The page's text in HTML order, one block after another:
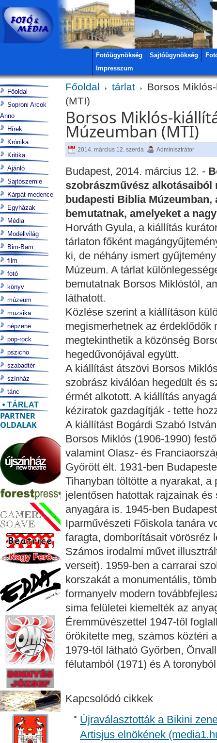
Fotóügynökség Sajtóügynökség
Impresszum
Főoldal tárlat
Borsos
(MTI)
Borsos Miklós-
Múzeumban (MTI)
2014. március 12. szerda Adminisztrátor
Budapest, 2014. március 12. -
szobrászművész
budapesti Biblia
bemutatnak, amelyeket a
Horváth Gyula, a kiállítás
tárlaton főként
ki, de néhány ismert
Múzeum. A tárlat
bemutatnak Borsos Miklóstól,
láthatott.
Közlése szerint a kiállításon
megismerhetnek az
megtekinthetik a közönség
hegedűvonójával együtt.
A kiállítást átszövi Borsos
szobrász kiválóan hegedült és
érmét alkotott. A kiállítás
kéziratok gazdagítják - tette
A kiállítást Bogárdi Szabó
Borsos Miklós (1906-1990)
valamint Olasz- és
Győrött élt. 1931-ben
Tihanyban töltötte a nyarakat,
jelentősen hatottak rajzainak
anyagára is. 1945-ben
Iparművészeti Főiskola tanára
faragta, domborításait vörösréz
Számos irodalmi művet
verseit). 1959-ben a carrarai
korszakát a monumentális,
formanyelv modern
sima felületei kiemelték az
Éremművészettel 1947-től
örökítette meg, számos köztéri
1979-től látható Győrben,
félutamból (1971) és A
Kapcsolódó cikkek
Újraválasztották a Bikini
Artisjus elnökének
Főoldal
Soproni Arcok
Anno
Hírek
Krónika
Kritika
Ajánló
Sajtószemle
Kárpát-medence
Egyházak
Média
Modellvilág
Bim-Bam
film
fotó
könyv
múzeum
muzsika
népzene
pop-rock
pszicho
szabadtér
színház
tánc
TÁRLAT
PARTNER
OLDALAK